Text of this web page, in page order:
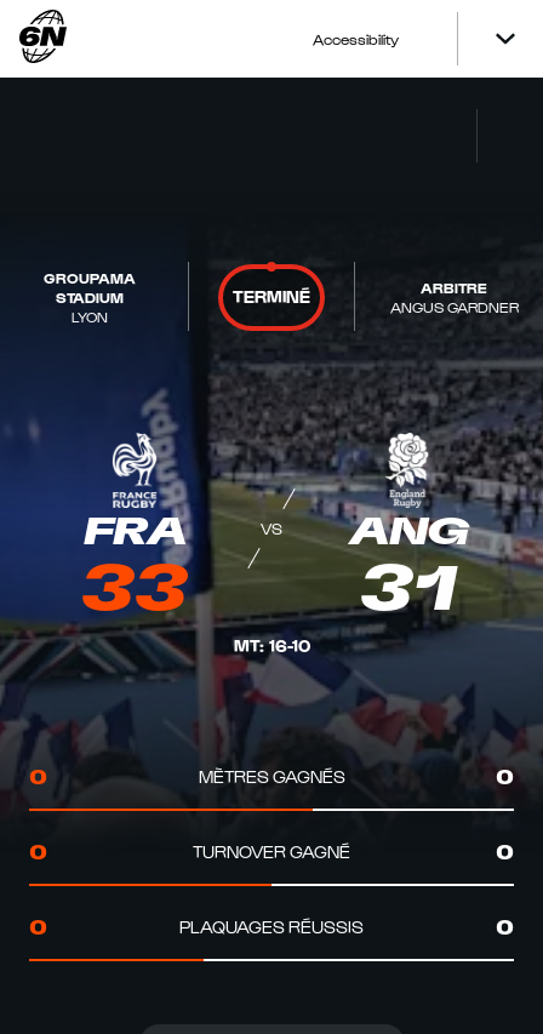
Accessibility
GROUPAMA
STADIUM
LYON
TERMINÉ
ARBITRE
ANGUS GARDNER
FRA
33
VS ANG
31
MT:16-10
0 MÈTRES GAGNÉS 0
0 TURNOVER GAGNÉ 0
0 PLAQUAGES RÉUSSIS 0